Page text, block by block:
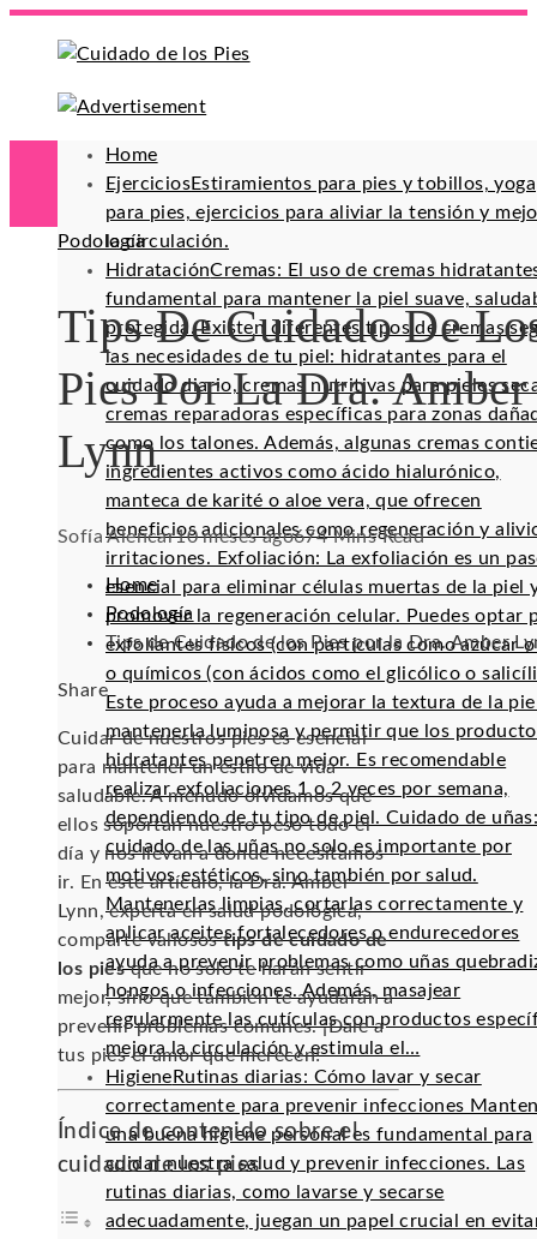
Home
EjerciciosEstiramientos para pies y tobillos, yoga
para pies, ejercicios para aliviar la tensión y
la circulación.
HidrataciónCremas: El uso de cremas
fundamental para mantener la piel suave,
protegida. Existen diferentes tipos de cremas
las necesidades de tu piel: hidratantes para el
cuidado diario, cremas nutritivas para pieles
cremas reparadoras específicas para zonas
como los talones. Además, algunas cremas
ingredientes activos como ácido hialurónico,
manteca de karité o aloe vera, que ofrecen
beneficios adicionales como regeneración y
irritaciones. Exfoliación: La exfoliación es un
esencial para eliminar células muertas de la piel
promover la regeneración celular. Puedes optar
exfoliantes físicos (con partículas como azúcar o
o químicos (con ácidos como el glicólico o
Este proceso ayuda a mejorar la textura de la
mantenerla luminosa y permitir que los
hidratantes penetren mejor. Es recomendable
realizar exfoliaciones 1 o 2 veces por semana,
dependiendo de tu tipo de piel. Cuidado de
cuidado de las uñas no solo es importante por
motivos estéticos, sino también por salud.
Mantenerlas limpias, cortarlas correctamente y
aplicar aceites fortalecedores o endurecedores
ayuda a prevenir problemas como uñas
hongos o infecciones. Además, masajear
regularmente las cutículas con productos
mejora la circulación y estimula el…
Higiene Rutinas diarias: Cómo lavar y secar
correctamente para prevenir infecciones
una buena higiene personal es fundamental para
cuidar nuestra salud y prevenir infecciones. Las
rutinas diarias, como lavarse y secarse
adecuadamente, juegan un papel crucial en
Podología
Tips De Cuidado De
Pies Por La Dra. Amber
Lynn
Sofía Alencar10 meses ago674 Mins Read
Home
Podología
Tips de Cuidado de los Pies por la Dra. Amber
Facebook
Twitter
LinkedIn
Pinterest
Stumbleupon
Email
Share
Cuidar de nuestros pies es esencial
para mantener un estilo de vida
saludable. A menudo olvidamos que
ellos soportan nuestro peso todo el
día y nos llevan a donde necesitamos
ir. En este artículo, la Dra. Amber
Lynn, experta en salud podológica,
comparte valiosostips de cuidado de
los piesque no solo te harán sentir
mejor, sino que también te ayudarán a
prevenir problemas comunes. ¡Dale a
tus pies el amor que merecen!
Índice de contenido sobre el
cuidado de los pies